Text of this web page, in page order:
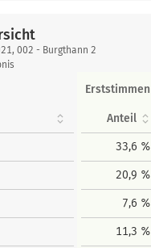
002 - Burgthann 2
Erststimmen
Anteil
33,6 %
20,9 %
7,6 %
11,3 %